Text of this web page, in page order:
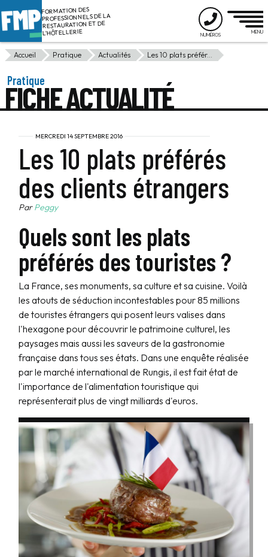
FORMATION DES
PROFESSIONNELS DE LA
RESTAURATION ET DE
L'HÔTELLERIE
Accueil Pratique Actualités Les 10 plats préfér...
Pratique
FICHE ACTUALITÉ
MERCREDI 14 SEPTEMBRE 2016
Les 10 plats préférés
des clients étrangers
ParPeggy
Quels sont les plats
préférés des touristes ?
La France, ses monuments, sa culture et sa cuisine. Voilà
les atouts de séduction incontestables pour 85 millions
de touristes étrangers qui posent leurs valises dans
l'hexagone pour découvrir le patrimoine culturel, les
paysages mais aussi les saveurs de la gastronomie
française dans tous ses états. Dans une enquête réalisée
par le marché international de Rungis, il est fait état de
l'importance de l'alimentation touristique qui
représenterait plus de vingt milliards d'euros.